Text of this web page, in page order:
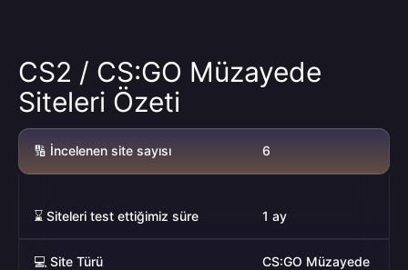
CS2 / CS:GO Müzayede
Siteleri Özeti
🔢 İncelenen site sayısı 6
⌛ Siteleri test ettiğimiz süre 1 ay
💻 Site Türü CS:GO Müzayede